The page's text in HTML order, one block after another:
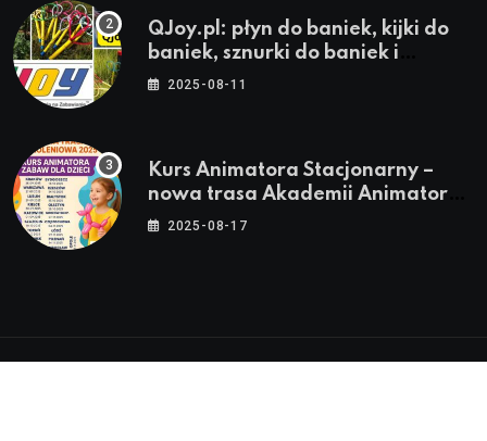
QJoy.pl: płyn do baniek, kijki do
baniek, sznurki do baniek i
zestawy do baniek
2025-08-11
Kurs Animatora Stacjonarny –
nowa trasa Akademii Animatora
– jesień 2025
2025-08-17